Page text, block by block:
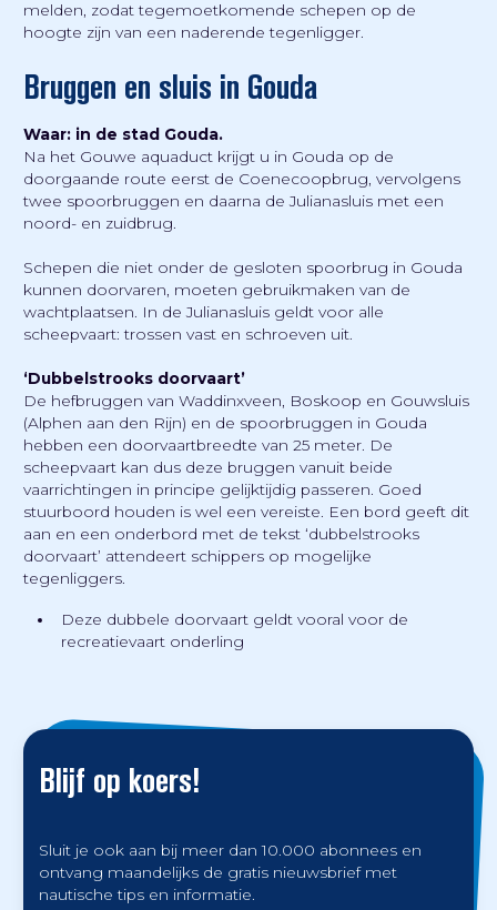
melden, zodat tegemoetkomende schepen op de
hoogte zijn van een naderende tegenligger.
Bruggen en sluis in Gouda
Waar: in de stad Gouda.
Na het Gouwe aquaduct krijgt u in Gouda op de
doorgaande route eerst de Coenecoopbrug, vervolgens
twee spoorbruggen en daarna de Julianasluis met een
noord- en zuidbrug.
Schepen die niet onder de gesloten spoorbrug in Gouda
kunnen doorvaren, moeten gebruikmaken van de
wachtplaatsen. In de Julianasluis geldt voor alle
scheepvaart: trossen vast en schroeven uit.
‘Dubbelstrooks doorvaart’
De hefbruggen van Waddinxveen, Boskoop en Gouwsluis
(Alphen aan den Rijn) en de spoorbruggen in Gouda
hebben een doorvaartbreedte van 25 meter. De
scheepvaart kan dus deze bruggen vanuit beide
vaarrichtingen in principe gelijktijdig passeren. Goed
stuurboord houden is wel een vereiste. Een bord geeft dit
aan en een onderbord met de tekst ‘dubbelstrooks
doorvaart’ attendeert schippers op mogelijke
tegenliggers.
Deze dubbele doorvaart geldt vooral voor de
recreatievaart onderling
Blijf op koers!
Sluit je ook aan bij meer dan 10.000 abonnees en
ontvang maandelijks de gratis nieuwsbrief met
nautische tips en informatie.